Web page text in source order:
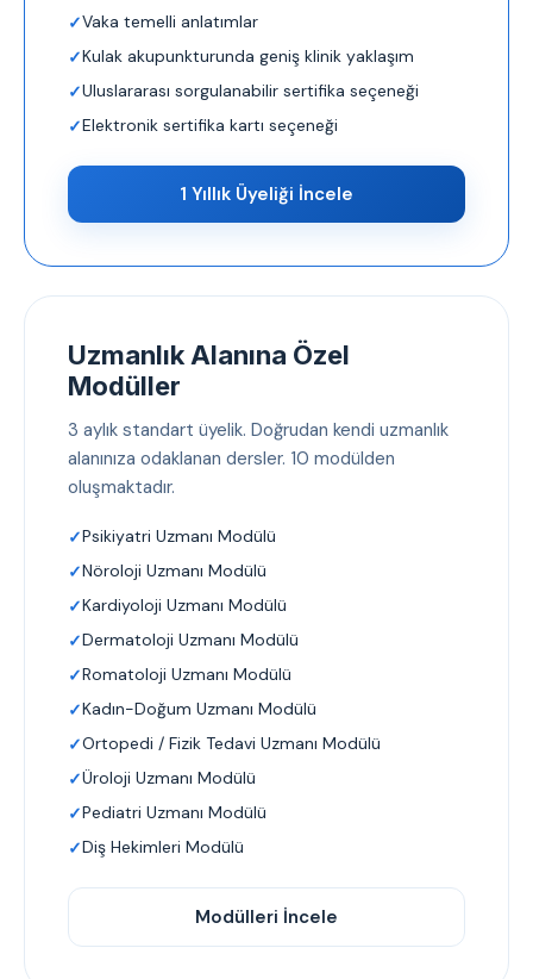
Vaka temelli anlatımlar
Kulak akupunkturunda geniş klinik yaklaşım
Uluslararası sorgulanabilir sertifika seçeneği
Elektronik sertifika kartı seçeneği
1 Yıllık Üyeliği İncele
Uzmanlık Alanına Özel
Modüller
3 aylık standart üyelik. Doğrudan kendi uzmanlık
alanınıza odaklanan dersler. 10 modülden
oluşmaktadır.
Psikiyatri Uzmanı Modülü
Nöroloji Uzmanı Modülü
Kardiyoloji Uzmanı Modülü
Dermatoloji Uzmanı Modülü
Romatoloji Uzmanı Modülü
Kadın-Doğum Uzmanı Modülü
Ortopedi / Fizik Tedavi Uzmanı Modülü
Üroloji Uzmanı Modülü
Pediatri Uzmanı Modülü
Diş Hekimleri Modülü
Modülleri İncele